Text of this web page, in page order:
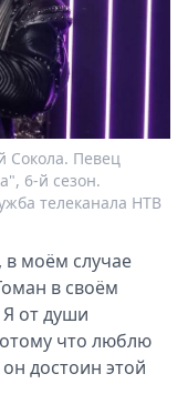
Сокола. Певец
6-й сезон.
телеканала НТВ
моём случае
в своём
Я от души
что люблю
достоин этой